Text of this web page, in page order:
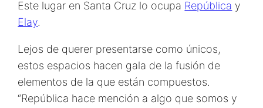
Este lugar en Santa Cruz lo ocupa República y
Elay.
Lejos de querer presentarse como únicos,
estos espacios hacen gala de la fusión de
elementos de la que están compuestos.
“República hace mención a algo que somos y